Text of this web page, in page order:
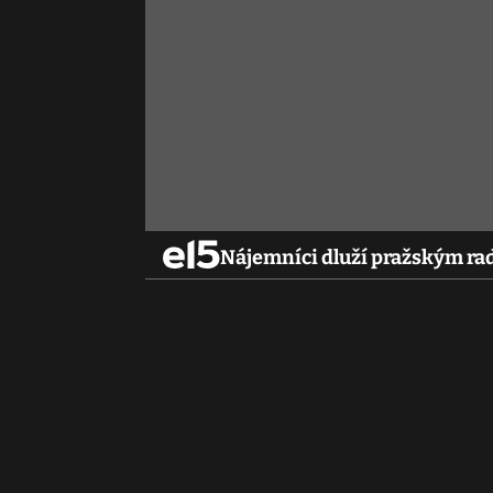
Nájemníci dluží pražským